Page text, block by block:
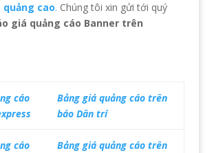
cao. Chúng tôi xin gửi tới quý
giá quảng cáo Banner trên
cáo
Bảng giá quảng cáo trên
báo Dân trí
cáo
Bảng giá quảng cáo trên